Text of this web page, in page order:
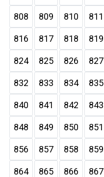
808 809 810 811
816 817 818 819
824 825 826 827
832 833 834 835
840 841 842 843
848 849 850 851
856 857 858 859
864 865 866 867